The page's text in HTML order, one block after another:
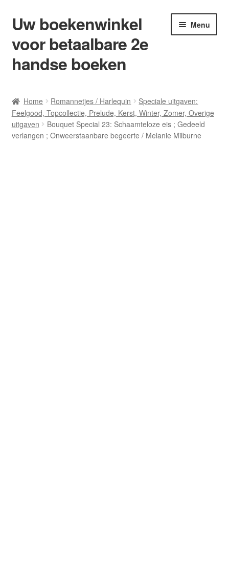
Ga
door
naar
navigatie
Ga
naar
de
inhoud
Uw boekenwinkel
voor betaalbare 2e
handse boeken
Menu
Afrekenen
Algemene Voorwaarden
Home Romannetjes / Harlequin
Speciale uitgaven:
Feelgood, Topcollectie, Prelude, Kerst, Winter, Zomer, Overige
uitgaven
Bouquet Special 23: Schaamteloze eis ; Gedeeld
verlangen ; Onweerstaanbare begeerte / Melanie Milburne